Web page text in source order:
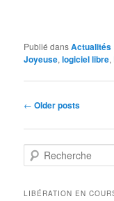
Publié dansActualités
Joyeuse,logiciel libre,
Navigation
articles
← Older posts
e
hLIBÉRATION EN